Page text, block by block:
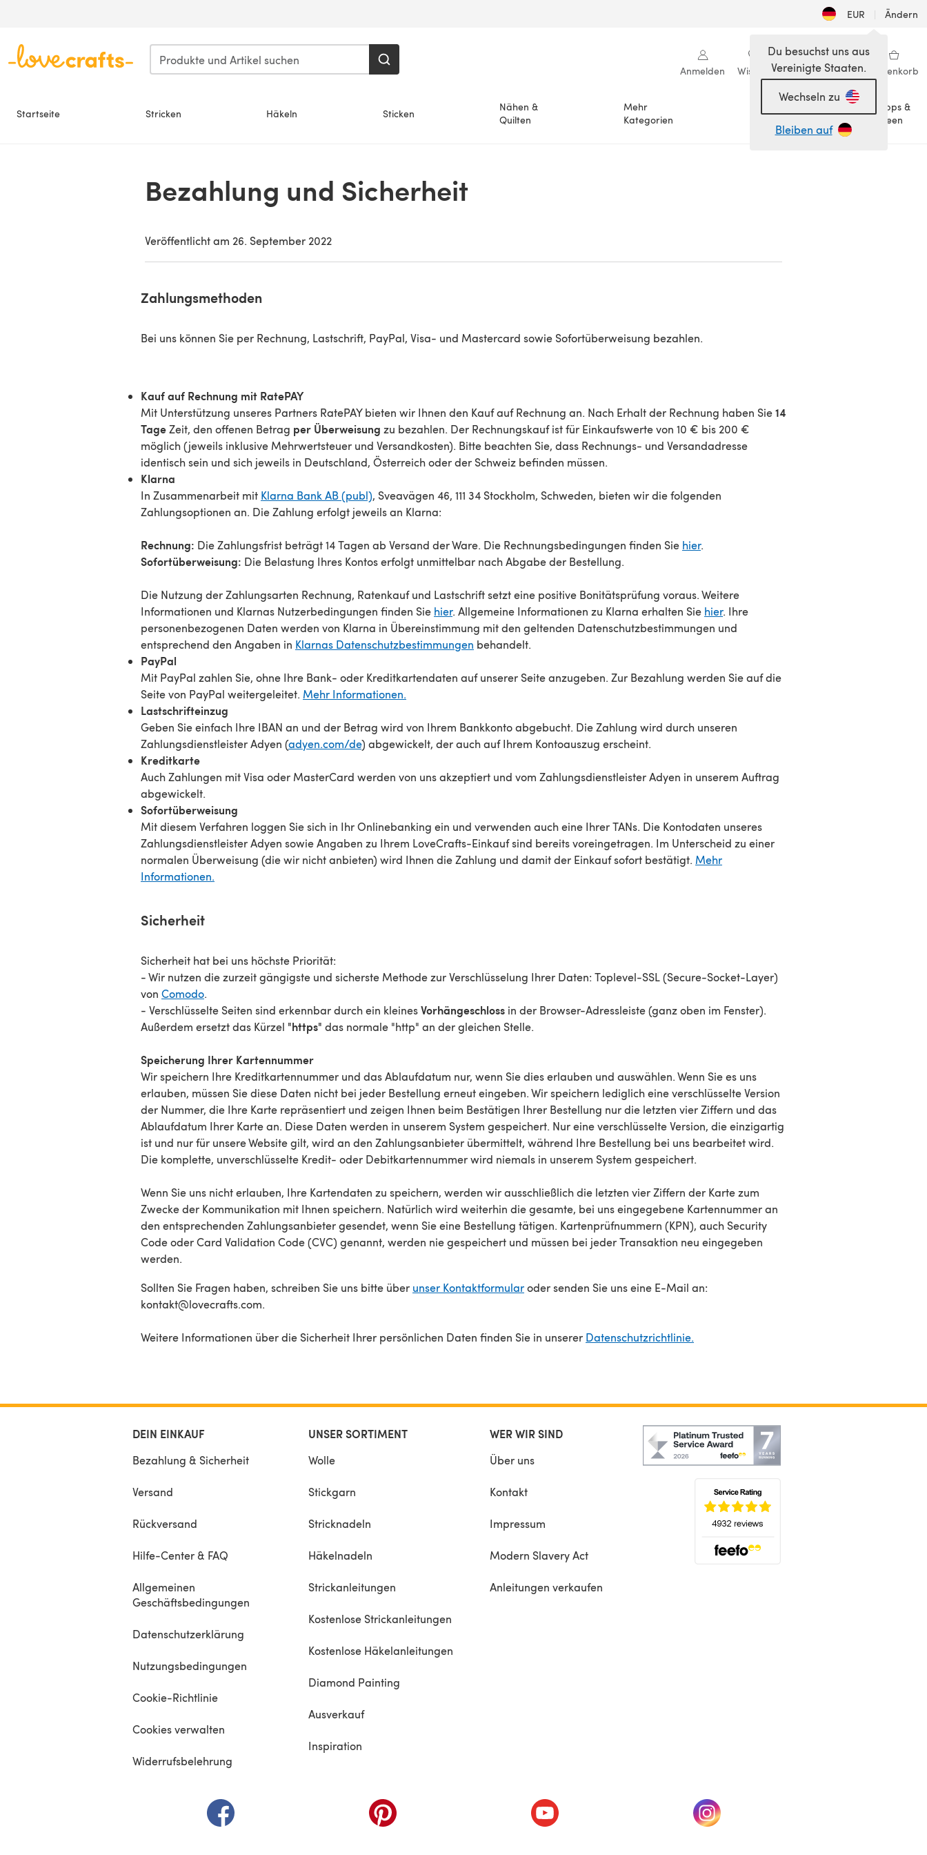
EUR | Ändern
Anmelden Wishlist Meine Bibliothek Warenkorb
Startseite Stricken Häkeln Sticken
Nähen &
Quilten
Mehr
Kategorien
Anlässe
Tipps &
Ideen
Du besuchst uns aus
Vereinigte Staaten.
Wechseln zu
Bleiben auf
Bezahlung und Sicherheit
Veröffentlicht am 26. September 2022
Zahlungsmethoden
Bei uns können Sie per Rechnung, Lastschrift, PayPal, Visa- und Mastercard sowie Sofortüberweisung bezahlen.
Kauf auf Rechnung mit RatePAY
Mit Unterstützung unseres Partners RatePAY bieten wir Ihnen den Kauf auf Rechnung an. Nach Erhalt der Rechnung haben Sie14
TageZeit, den offenen Betrag per Überweisung zu bezahlen. Der Rechnungskauf ist für Einkaufswerte von 10 € bis 200 €
möglich (jeweils inklusive Mehrwertsteuer und Versandkosten). Bitte beachten Sie, dass Rechnungs- und Versandadresse
identisch sein und sich jeweils in Deutschland, Österreich oder der Schweiz befinden müssen.
Klarna
In Zusammenarbeit mit Klarna Bank AB (publ), Sveavägen 46, 111 34 Stockholm, Schweden, bieten wir die folgenden
Zahlungsoptionen an. Die Zahlung erfolgt jeweils an Klarna:
Rechnung: Die Zahlungsfrist beträgt 14 Tagen ab Versand der Ware. Die Rechnungsbedingungen finden Sie hier.
Sofortüberweisung: Die Belastung Ihres Kontos erfolgt unmittelbar nach Abgabe der Bestellung.
Die Nutzung der Zahlungsarten Rechnung, Ratenkauf und Lastschrift setzt eine positive Bonitätsprüfung voraus. Weitere
Informationen und Klarnas Nutzerbedingungen finden Sie hier. Allgemeine Informationen zu Klarna erhalten Sie hier. Ihre
personenbezogenen Daten werden von Klarna in Übereinstimmung mit den geltenden Datenschutzbestimmungen und
entsprechend den Angaben in Klarnas Datenschutzbestimmungen behandelt.
PayPal
Mit PayPal zahlen Sie, ohne Ihre Bank- oder Kreditkartendaten auf unserer Seite anzugeben. Zur Bezahlung werden Sie auf die
Seite von PayPal weitergeleitet. Mehr Informationen.
Lastschrifteinzug
Geben Sie einfach Ihre IBAN an und der Betrag wird von Ihrem Bankkonto abgebucht. Die Zahlung wird durch unseren
Zahlungsdienstleister Adyen (adyen.com/de) abgewickelt, der auch auf Ihrem Kontoauszug erscheint.
Kreditkarte
Auch Zahlungen mit Visa oder MasterCard werden von uns akzeptiert und vom Zahlungsdienstleister Adyen in unserem Auftrag
abgewickelt.
Sofortüberweisung
Mit diesem Verfahren loggen Sie sich in Ihr Onlinebanking ein und verwenden auch eine Ihrer TANs. Die Kontodaten unseres
Zahlungsdienstleister Adyen sowie Angaben zu Ihrem LoveCrafts-Einkauf sind bereits voreingetragen. Im Unterscheid zu einer
normalen Überweisung (die wir nicht anbieten) wird Ihnen die Zahlung und damit der Einkauf sofort bestätigt. Mehr
Informationen.
Sicherheit
Sicherheit hat bei uns höchste Priorität:
- Wir nutzen die zurzeit gängigste und sicherste Methode zur Verschlüsselung Ihrer Daten: Toplevel-SSL (Secure-Socket-Layer)
von Comodo.
- Verschlüsselte Seiten sind erkennbar durch ein kleinesVorhängeschloss in der Browser-Adressleiste (ganz oben im Fenster).
Außerdem ersetzt das Kürzel "https" das normale "http" an der gleichen Stelle.
Speicherung Ihrer Kartennummer
Wir speichern Ihre Kreditkartennummer und das Ablaufdatum nur, wenn Sie dies erlauben und auswählen. Wenn Sie es uns
erlauben, müssen Sie diese Daten nicht bei jeder Bestellung erneut eingeben. Wir speichern lediglich eine verschlüsselte Version
der Nummer, die Ihre Karte repräsentiert und zeigen Ihnen beim Bestätigen Ihrer Bestellung nur die letzten vier Ziffern und das
Ablaufdatum Ihrer Karte an. Diese Daten werden in unserem System gespeichert. Nur eine verschlüsselte Version, die einzigartig
ist und nur für unsere Website gilt, wird an den Zahlungsanbieter übermittelt, während Ihre Bestellung bei uns bearbeitet wird.
Die komplette, unverschlüsselte Kredit- oder Debitkartennummer wird niemals in unserem System gespeichert.
Wenn Sie uns nicht erlauben, Ihre Kartendaten zu speichern, werden wir ausschließlich die letzten vier Ziffern der Karte zum
Zwecke der Kommunikation mit Ihnen speichern. Natürlich wird weiterhin die gesamte, bei uns eingegebene Kartennummer an
den entsprechenden Zahlungsanbieter gesendet, wenn Sie eine Bestellung tätigen. Kartenprüfnummern (KPN), auch Security
Code oder Card Validation Code (CVC) genannt, werden nie gespeichert und müssen bei jeder Transaktion neu eingegeben
werden.
Sollten Sie Fragen haben, schreiben Sie uns bitte über unser Kontaktformularoder senden Sie uns eine E-Mail an:
kontakt@lovecrafts.com.
Weitere Informationen über die Sicherheit Ihrer persönlichen Daten finden Sie in unserer Datenschutzrichtlinie.
DEIN EINKAUF
Bezahlung & Sicherheit
Versand
Rückversand
Hilfe-Center & FAQ
Allgemeinen
Geschäftsbedingungen
Datenschutzerklärung
Nutzungsbedingungen
Cookie-Richtlinie
Cookies verwalten
Widerrufsbelehrung
UNSER SORTIMENT
Wolle
Stickgarn
Stricknadeln
Häkelnadeln
Strickanleitungen
Kostenlose Strickanleitungen
Kostenlose Häkelanleitungen
Diamond Painting
Ausverkauf
Inspiration
WER WIR SIND
Über uns
Kontakt
Impressum
Modern Slavery Act
Anleitungen verkaufen
(öffnet sich in einem neuen Tab)(öffnet sich in einem neuen Tab)(öffnet sich in einem neuen Tab)(öffnet sich in einem neuen Tab)